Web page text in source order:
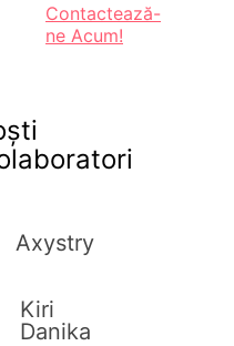
Contactează-
ne Acum!
Axystry
Kiri
Danika